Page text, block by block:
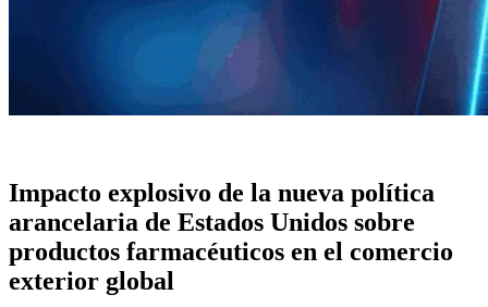
Impacto explosivo de la nueva política
arancelaria de Estados Unidos sobre
productos farmacéuticos en el comercio
exterior global